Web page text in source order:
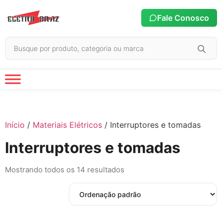
Fale Conosco
Início / Materiais Elétricos / Interruptores e tomadas
Interruptores e tomadas
Mostrando todos os 14 resultados